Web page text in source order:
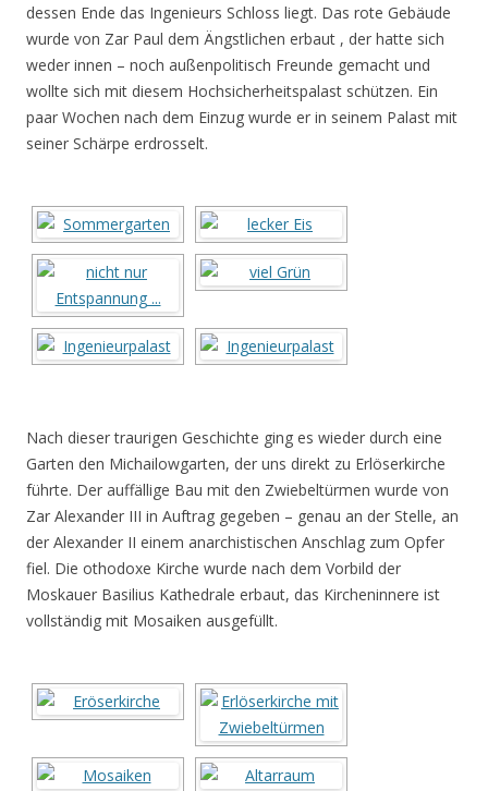
dessen Ende das Ingenieurs Schloss liegt. Das rote Gebäude
wurde von Zar Paul dem Ängstlichen erbaut , der hatte sich
weder innen – noch außenpolitisch Freunde gemacht und
wollte sich mit diesem Hochsicherheitspalast schützen. Ein
paar Wochen nach dem Einzug wurde er in seinem Palast mit
seiner Schärpe erdrosselt.
Nach dieser traurigen Geschichte ging es wieder durch eine
Garten den Michailowgarten, der uns direkt zu Erlöserkirche
führte. Der auffällige Bau mit den Zwiebeltürmen wurde von
Zar Alexander III in Auftrag gegeben – genau an der Stelle, an
der Alexander II einem anarchistischen Anschlag zum Opfer
fiel. Die othodoxe Kirche wurde nach dem Vorbild der
Moskauer Basilius Kathedrale erbaut, das Kircheninnere ist
vollständig mit Mosaiken ausgefüllt.